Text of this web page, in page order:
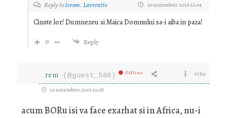
Reply toIerom. Lavrentie 10 noiembrie 2019 22:04
Cinste lor! Dumnezeu si Maica Domnului sa-i aiba in paza!
0
Reply
rem (@guest_586) Offline #586
10 noiembrie 2019 20:18
acum BORu isi va face exarhat si in Africa, nu-i